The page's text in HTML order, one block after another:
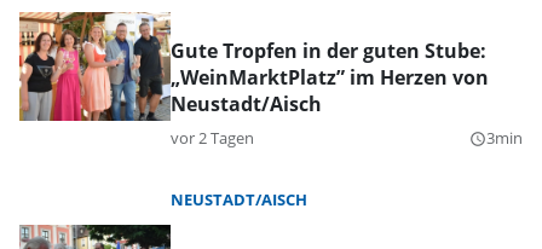
Gute Tropfen in der guten Stube:
„WeinMarktPlatz” im Herzen von
Neustadt/Aisch
vor 2 Tagen query_builder3min
NEUSTADT/AISCH